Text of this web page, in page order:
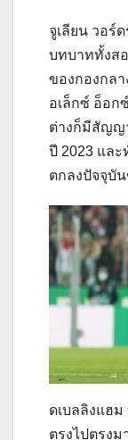
จูเลียน วอร์
บทบาททั้งส
ของกองกล
อเล็กซ์ อ็อก
ต่างก็มีสัญญ
ปี 2023 แล
ตกลงปัจจุบั
ดเบลลิงแฮ
ตรงไปตรงม